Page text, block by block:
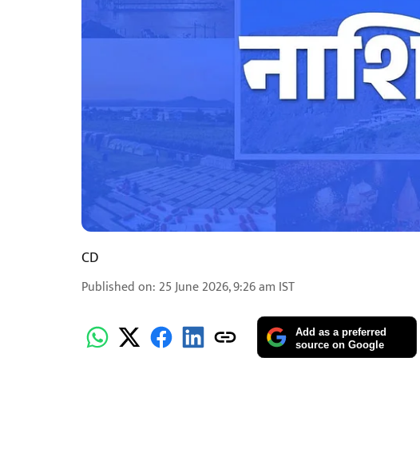
CD
Published on: 25 June 2026, 9:26 am IST
Add as a preferred
source on Google